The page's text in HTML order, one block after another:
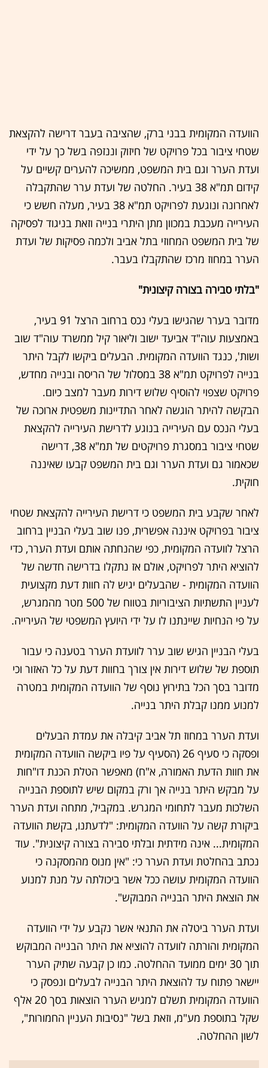
הוועדה המקומית בבני ברק, שהציבה בעבר דרישה להקצאת
שטחי ציבור בכל פרויקט של חיזוק וננזפה בשל כך על ידי
ועדת הערר וגם בית המשפט, ממשיכה להערים קשיים על
קידום תמ"א 38 בעיר. החלטה של ועדת ערר שהתקבלה
לאחרונה ונוגעת לפרויקט תמ"א 38 בעיר, מעלה חשש כי
העירייה מעכבת במכוון מתן היתרי בנייה וזאת בניגוד לפסיקה
של בית המשפט המחוזי בתל אביב ולכמה פסיקות של ועדת
הערר במחוז מרכז שהתקבלו בעבר.
"בלתי סבירה בצורה קיצונית"
מדובר בערר שהגישו בעלי נכס ברחוב הרצל 91 בעיר,
באמצעות עוה"ד אביעד ישוב וליאור קיל ממשרד עוה"ד שוב
ושות', כנגד הוועדה המקומית. הבעלים ביקשו לקבל היתר
בנייה לפרויקט תמ"א 38 במסלול של הריסה ובנייה מחדש,
פרויקט שצפוי להוסיף שלוש דירות מעבר למצב כיום.
הבקשה להיתר הוגשה לאחר התדיינות משפטית ארוכה של
בעלי הנכס עם העירייה בנוגע לדרישת העירייה להקצאת
שטחי ציבור במסגרת פרויקטים של תמ"א 38, דרישה
שכאמור גם ועדת הערר וגם בית המשפט קבעו שאיננה
חוקית.
לאחר שקבע בית המשפט כי דרישת העירייה להקצאת שטחי
ציבור בפרויקט איננה אפשרית, פנו שוב בעלי הבניין ברחוב
הרצל לוועדה המקומית, כפי שהנחתה אותם ועדת הערר, כדי
להוציא היתר לפרויקט, אולם אז נתקלו בדרישה חדשה של
הוועדה המקומית - שהבעלים יגיש לה חוות דעת מקצועית
לעניין התשתיות הציבוריות בטווח של 500 מטר מהמגרש,
על פי הנחיות שיינתנו לו על ידי היועץ המשפטי של העירייה.
בעלי הבניין הגיש שוב ערר לוועדת הערר בטענה כי עבור
תוספת של שלוש דירות אין צורך בחוות דעת על כל האזור וכי
מדובר בסך הכל בתירוץ נוסף של הוועדה המקומית במטרה
למנוע ממנו קבלת היתר בנייה.
ועדת הערר במחוז תל אביב קיבלה את עמדת הבעלים
ופסקה כי סעיף 26 (הסעיף על פיו ביקשה הוועדה המקומית
את חוות הדעת האמורה, א"ח) מאפשר הטלת הכנת דו"חות
על מבקש היתר בנייה אך ורק במקום שיש לתוספת הבנייה
השלכות מעבר לתחומי המגרש. במקביל, מתחה ועדת הערר
ביקורת קשה על הוועדה המקומית: "לדעתנו, בקשת הוועדה
המקומית... אינה מידתית ובלתי סבירה בצורה קיצונית". עוד
נכתב בהחלטת ועדת הערר כי: "אין מנוס מהמסקנה כי
הוועדה המקומית עושה ככל אשר ביכולתה על מנת למנוע
את הוצאת היתר הבנייה המבוקש".
ועדת הערר ביטלה את התנאי אשר נקבע על ידי הוועדה
המקומית והורתה לוועדה להוציא את היתר הבנייה המבוקש
תוך 30 ימים ממועד ההחלטה. כמו כן קבעה שתיק הערר
יישאר פתוח עד להוצאת היתר הבנייה לבעלים ונפסק כי
הוועדה המקומית תשלם למגיש הערר הוצאות בסך 20 אלף
שקל בתוספת מע"מ, וזאת בשל "נסיבות העניין החמורות",
לשון ההחלטה.